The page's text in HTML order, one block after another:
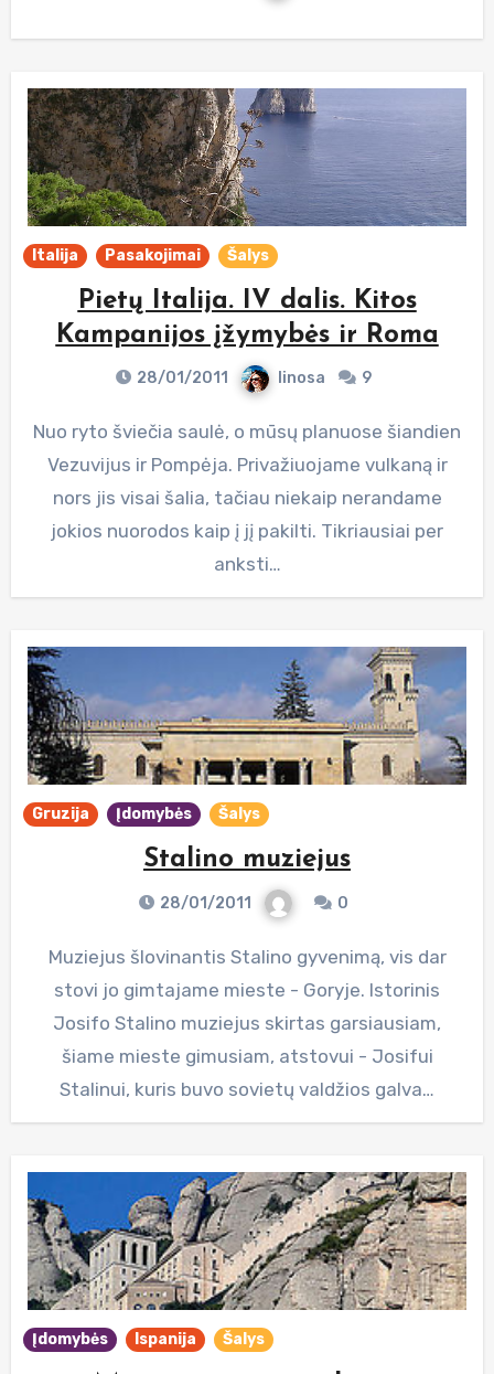
Italija Pasakojimai Šalys
Pietų Italija. IV dalis. Kitos
Kampanijos įžymybės ir Roma
28/01/2011 linosa 9
Nuo ryto šviečia saulė, o mūsų planuose šiandien
Vezuvijus ir Pompėja. Privažiuojame vulkaną ir
nors jis visai šalia, tačiau niekaip nerandame
jokios nuorodos kaip į jį pakilti. Tikriausiai per
anksti…
Gruzija Įdomybės Šalys
Stalino muziejus
28/01/2011 0
Muziejus šlovinantis Stalino gyvenimą, vis dar
stovi jo gimtajame mieste - Goryje. Istorinis
Josifo Stalino muziejus skirtas garsiausiam,
šiame mieste gimusiam, atstovui - Josifui
Stalinui, kuris buvo sovietų valdžios galva…
Įdomybės Ispanija Šalys